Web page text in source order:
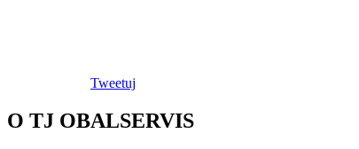
Tweetuj
O TJ OBALSERVIS